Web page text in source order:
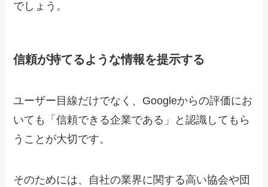
でしょう。
信頼が持てるような情報を提示する
ユーザー目線だけでなく、Googleからの評価にお
いても「信頼できる企業である」と認識してもら
うことが大切です。
そのためには、自社の業界に関する高い協会や団